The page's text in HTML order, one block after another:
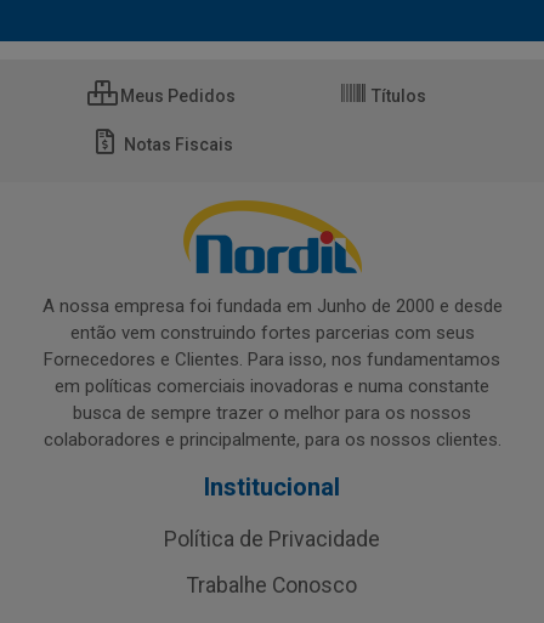
Meus Pedidos Títulos
Notas Fiscais
A nossa empresa foi fundada em Junho de 2000 e desde
então vem construindo fortes parcerias com seus
Fornecedores e Clientes. Para isso, nos fundamentamos
em políticas comerciais inovadoras e numa constante
busca de sempre trazer o melhor para os nossos
colaboradores e principalmente, para os nossos clientes.
Institucional
Política de Privacidade
Trabalhe Conosco